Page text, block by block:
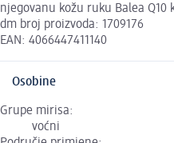
njegovanu kožu ruku Balea Q10
dm broj proizvoda: 1709176
EAN: 4066447411140
Osobine
Grupe mirisa:
voćni